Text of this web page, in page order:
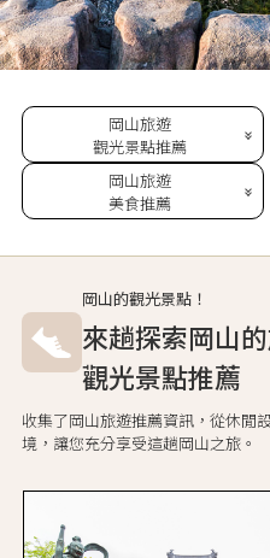
岡山旅遊
觀光景點推薦
岡山旅遊
美食推薦
岡山的觀光景點！
來趟探索岡山
觀光景點推薦
收集了岡山旅遊推薦資訊，從休閒
境，讓您充分享受這趟岡山之旅。